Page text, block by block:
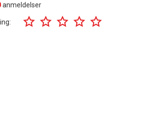
anmeldelser